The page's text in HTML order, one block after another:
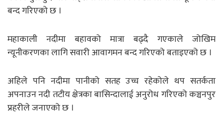
बन्द गरिएको छ ।
महाकाली नदीमा बहावको मात्रा बढ्दै गएकाले जोखिम
न्यूनीकरणका लागि सवारी आवागमन बन्द गरिएको बताइएको छ ।
अहिले पनि नदीमा पानीको सतह उच्च रहेकोले थप सतर्कता
अपनाउन नदी तटीय क्षेत्रका बासिन्दालाई अनुरोध गरिएको कञ्चनपुर
प्रहरीले जनाएको छ ।